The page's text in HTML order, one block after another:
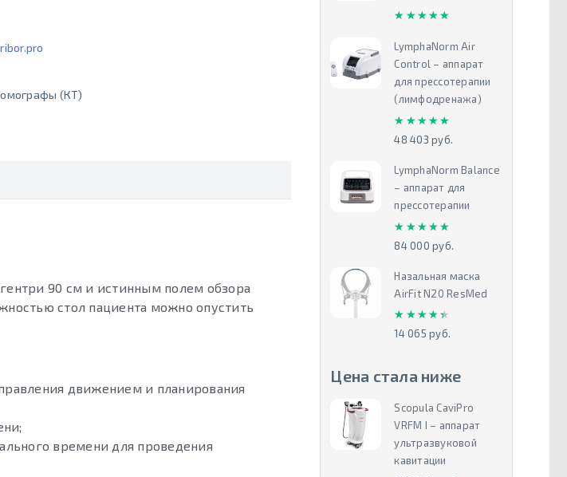
(КТ)
90 см и истинным полем обзора
стол пациента можно опустить
движением и планирования
времени для проведения
★★★★★
★★★★★
LymphaNorm Air
Control – аппарат
для прессотерапии
(лимфодренажа)
★★★★★
★★★★★
48 403 руб.
LymphaNorm Balance
– аппарат для
прессотерапии
★★★★★
★★★★★
84 000 руб.
Назальная маска
AirFit N20 ResMed
★★★★★
★★★★★
14 065 руб.
Цена стала ниже
Scopula CaviPro
VRFM I – аппарат
ультразвуковой
кавитации